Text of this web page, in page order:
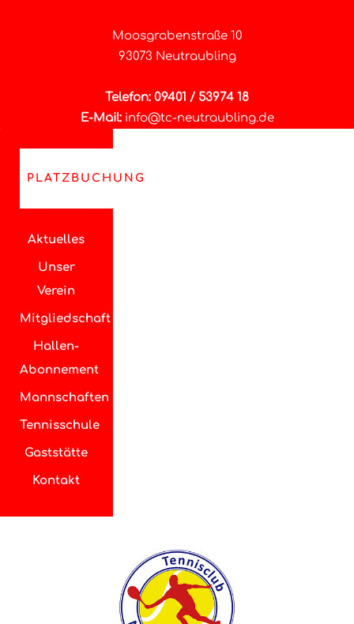
Moosgrabenstraße 10
93073 Neutraubling
Telefon: 09401 / 53974 18
E-Mail: info@tc-neutraubling.de
PLATZBUCHUNG
Aktuelles
Unser
Verein
Mitgliedschaft
Hallen-
Abonnement
Mannschaften
Tennisschule
Gaststätte
Kontakt